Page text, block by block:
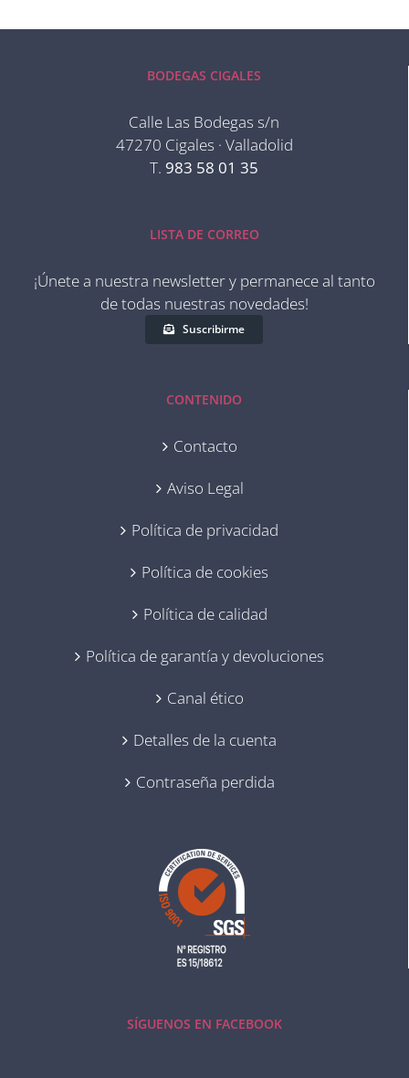
BODEGAS CIGALES
Calle Las Bodegas s/n
47270 Cigales · Valladolid
T. 983 58 01 35
LISTA DE CORREO
¡Únete a nuestra newsletter y permanece al tanto
de todas nuestras novedades!
Suscribirme
CONTENIDO
Contacto
Aviso Legal
Política de privacidad
Política de cookies
Política de calidad
Política de garantía y devoluciones
Canal ético
Detalles de la cuenta
Contraseña perdida
SÍGUENOS EN FACEBOOK